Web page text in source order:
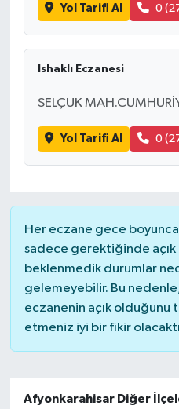
Yol Tarifi Al 0
Ishaklı Eczanesi
SELÇUK
Yol Tarifi Al 0
Her eczane gece boyunca
sadece gerektiğinde açık
beklenmedik durumlar
gelemeyebilir. Bu
eczanenin açık olduğunu
etmeniz iyi bir fikir
Afyonkarahisar Diğer